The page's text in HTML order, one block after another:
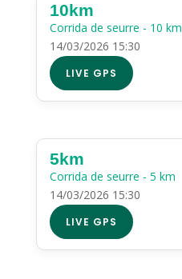
10km
Corrida de seurre - 10 km
14/03/2026 15:30
LIVE GPS
5km
Corrida de seurre - 5 km
14/03/2026 15:30
LIVE GPS